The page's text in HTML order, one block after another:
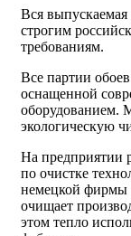
Вся выпускаемая
строгим
требованиям.
Все партии
оснащенной
оборудованием.
экологическую
На предприятии
по очистке
немецкой фирмы
очищает
этом тепло